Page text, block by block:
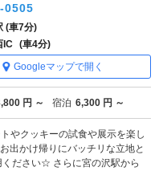
0505
(車7分)
IC (車4分)
Googleマップで開く
円 ～ 宿泊 6,300 円 ～
やクッキーの試食や展示を楽し
出かけ帰りにバッチリな立地と
ださい☆ さらに宮の沢駅から